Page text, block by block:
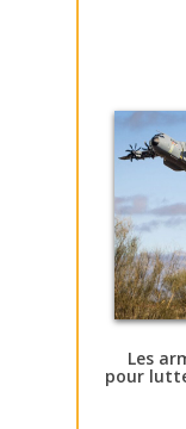
Les
pour